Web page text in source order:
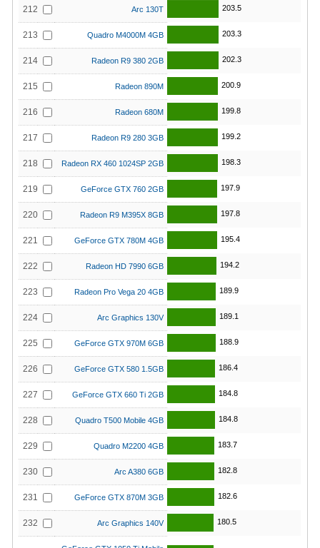
212 Arc 130T 203.5
213 Quadro M4000M 4GB 203.3
214 Radeon R9 380 2GB 202.3
215 Radeon 890M 200.9
216 Radeon 680M 199.8
217 Radeon R9 280 3GB 199.2
218 Radeon RX 460 1024SP 2GB 198.3
219 GeForce GTX 760 2GB 197.9
220 Radeon R9 M395X 8GB 197.8
221 GeForce GTX 780M 4GB 195.4
222 Radeon HD 7990 6GB 194.2
223 Radeon Pro Vega 20 4GB 189.9
224 Arc Graphics 130V 189.1
225 GeForce GTX 970M 6GB 188.9
226 GeForce GTX 580 1.5GB 186.4
227 GeForce GTX 660 Ti 2GB 184.8
228 Quadro T500 Mobile 4GB 184.8
229 Quadro M2200 4GB 183.7
230 Arc A380 6GB 182.8
231 GeForce GTX 870M 3GB 182.6
232 Arc Graphics 140V 180.5